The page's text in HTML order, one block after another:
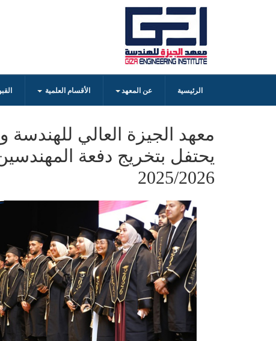
الرئيسية عن المعهد الأقسام العلمية
معهد الجيزة العالي للهندسة
يحتفل بتخريج دفعة
2025/2026